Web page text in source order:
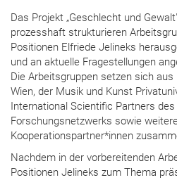
Das Projekt „Geschlecht und
prozesshaft strukturieren
Positionen Elfriede Jelineks
und an aktuelle Fragestellungen
Die Arbeitsgruppen setzen sich
Wien, der Musik und Kunst
International Scientific Partners
Forschungsnetzwerks sowie
Kooperationspartner*innen
Nachdem in der vorbereitenden
Positionen Jelineks zum Thema